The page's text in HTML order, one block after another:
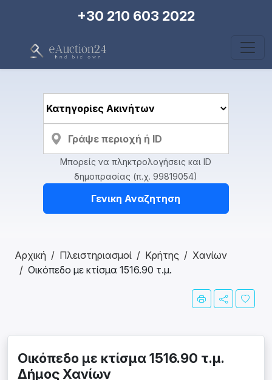
+30 210 603 2022
Μπορείς να πληκτρολογήσεις και ID
δημοπρασίας (π.χ. 99819054)
Γενικη Αναζητηση
Αρχική Πλειστηριασμοί Κρήτης
Χανίων
Οικόπεδο με κτίσμα 1516.90 τ.μ.
Οικόπεδο με κτίσμα 1516.90 τ.μ.
Δήμος Χανίων